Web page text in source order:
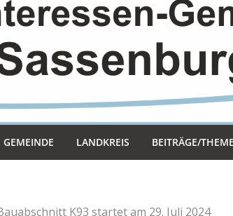
GEMEINDE LAND­KREIS BEITRÄGE/
K93 startet am 29. Juli 2024